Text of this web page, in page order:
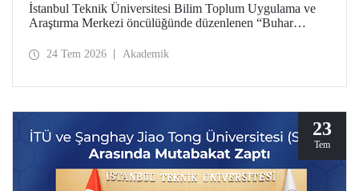
İstanbul Teknik Üniversitesi Bilim Toplum Uygulama ve
Araştırma Merkezi öncülüğünde düzenlenen “Buhar
Necmettin Erbakan Gümüşsuyu Yerleşkesi’nde
24 Tem 2026 Akademik
23
Tem